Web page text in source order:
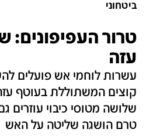
ביטחוני
טרור העפיפונים:
עזה
עשרות לוחמי אש פועלים
קוצים המשתוללת בעוטף
שלושה מטוסי כיבוי
טרם הושגה שליטה על האש